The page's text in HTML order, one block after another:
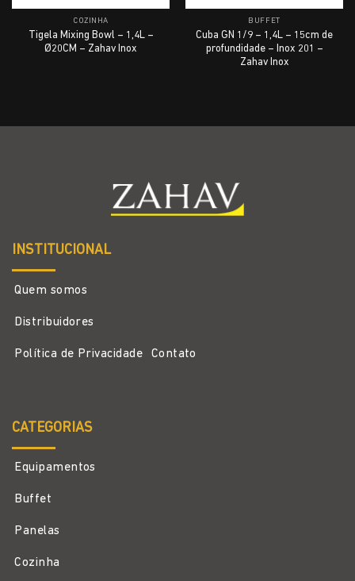
COZINHA
Tigela Mixing Bowl – 1,4L –
Ø20CM – Zahav Inox
BUFFET
Cuba GN 1/9 – 1,4L – 15cm de
profundidade – Inox 201 –
Zahav Inox
INSTITUCIONAL
Quem somos
Distribuidores
Política de Privacidade Contato
CATEGORIAS
Equipamentos
Buffet
Panelas
Cozinha